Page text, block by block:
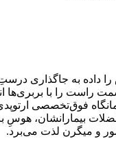
به جاگذاری درستِ
را با بربری‌ها
فوق‌تخصصی
هوسِ
و میگرن لذت می‌برد.